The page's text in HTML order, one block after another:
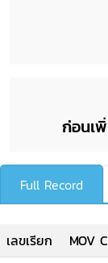
ก่อนเ
Full Record
เลขเรียก
MOV